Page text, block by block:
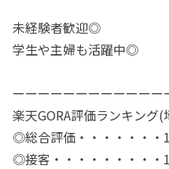
未経験者歓迎◎
学生や主婦も活躍中◎
ーーーーーーーーーーーー
楽天GORA評価ランキング
◎総合評価・・・・・・・
◎接客・・・・・・・・・